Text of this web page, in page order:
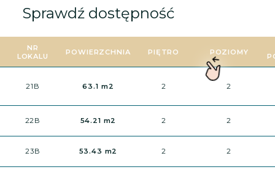
Sprawdź dostępność
NR
LOKALU
POWIERZCHNIA PIĘTRO POZIOMY
21B 63.1 m2 2 2
22B 54.21 m2 2 2
23B 53.43 m2 2 2